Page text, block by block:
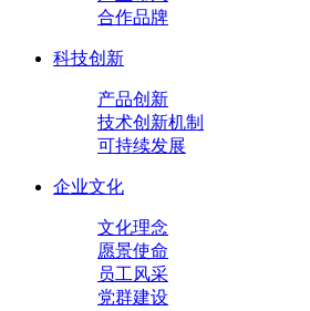
合作品牌
科技创新
产品创新
技术创新机制
可持续发展
企业文化
文化理念
愿景使命
员工风采
党群建设